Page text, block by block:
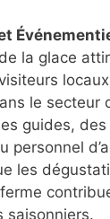
la glace
le secteur
guides,
personnel
les
saisonniers.